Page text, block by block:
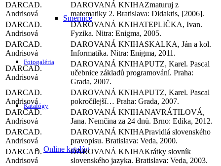
Smernice
Fotogaléria
Katalógy
Online katalóg
D.
Andrisová
Zmaturuj z
matematiky 2. Bratislava: Didaktis, [2006].
D.
Andrisová
TEPLIČKA, Ivan.
Fyzika. Nitra: Enigma, 2005.
D.
Andrisová
SKALKA, Ján a kol.
Informatika. Nitra: Enigma, 2011.
D.
Andrisová
PUTZ, Karel. Pascal
učebnice základů programování. Praha:
Grada, 2007.
D.
Andrisová
PUTZ, Karel. Pascal
pokročilejší… Praha: Grada, 2007.
D.
Andrisová
NAVRÁTILOVÁ,
Jana. Nemčina za 24 dnů. Brno: Edika, 2012.
D.
Andrisová
Pravidlá slovenského
pravopisu. Bratislava: Veda, 2000.
D.
Andrisová
Krátky slovník
slovenského jazyka. Bratislava: Veda, 2003.